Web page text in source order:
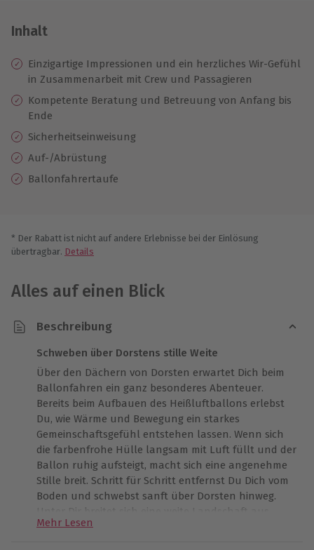
Jeder Gutschein für alle Erlebnisse einlösbar.
10 Jahre gültig & verlängerbar.
Inhalt
Einzigartige Impressionen und ein herzliches Wir-Gefühl
in Zusammenarbeit mit Crew und Passagieren
Kompetente Beratung und Betreuung von Anfang bis
Ende
Sicherheitseinweisung
Auf-/Abrüstung
Ballonfahrertaufe
* Der Rabatt ist nicht auf andere Erlebnisse bei der Einlösung
übertragbar. Details
Alles auf einen Blick
Beschreibung
Schweben über Dorstens stille Weite
Über den Dächern von Dorsten erwartet Dich beim
Ballonfahren ein ganz besonderes Abenteuer.
Bereits beim Aufbauen des Heißluftballons erlebst
Du, wie Wärme und Bewegung ein starkes
Gemeinschaftsgefühl entstehen lassen. Wenn sich
die farbenfrohe Hülle langsam mit Luft füllt und der
Ballon ruhig aufsteigt, macht sich eine angenehme
Stille breit. Schritt für Schritt entfernst Du Dich vom
Boden und schwebst sanft über Dorsten hinweg.
Unter Dir breitet sich eine weite Landschaft aus,
geprägt von Licht, Farben und beeindruckender
Mehr Lesen